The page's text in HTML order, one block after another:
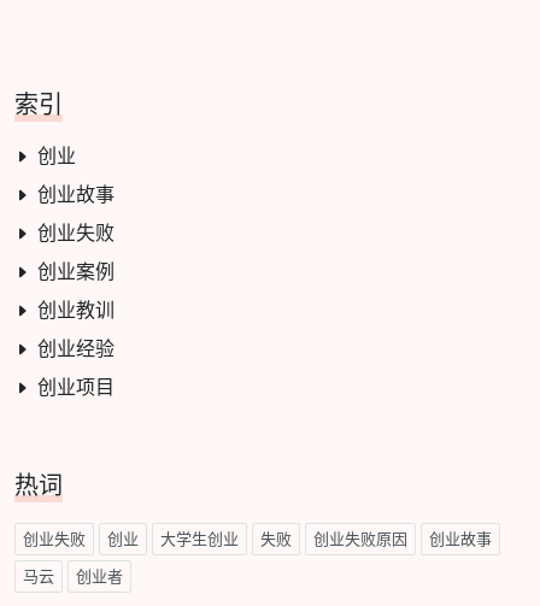
索引
创业
创业故事
创业失败
创业案例
创业教训
创业经验
创业项目
热词
创业失败 创业 大学生创业 失败 创业失败原因 创业故事
马云 创业者